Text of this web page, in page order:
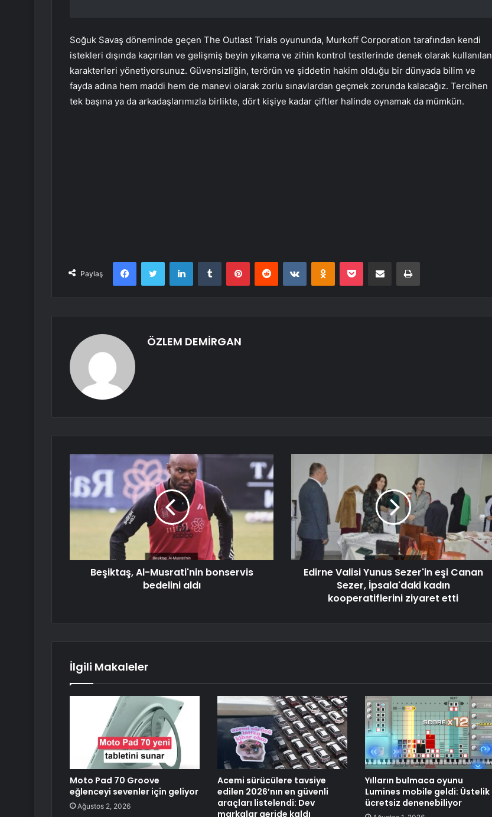
Soğuk Savaş döneminde geçen The Outlast Trials oyununda, Murkoff Corporation tarafından kendi
istekleri dışında kaçırılan ve gelişmiş beyin yıkama ve zihin kontrol testlerinde denek olarak kullanılan
karakterleri yönetiyorsunuz. Güvensizliğin, terörün ve şiddetin hakim olduğu bir dünyada bilim ve
fayda adına hem maddi hem de manevi olarak zorlu sınavlardan geçmek zorunda kalacağız. Tercihen
tek başına ya da arkadaşlarımızla birlikte, dört kişiye kadar çiftler halinde oynamak da mümkün.
Paylaş
FacebookTwitter LinkedInTumblr PinterestReddit VKontakteOdnoklassniki
Pocket E-Posta ile paylaş Yazdır
ÖZLEM DEMİRGAN
Beşiktaş, Al-Musrati'nin bonservis
bedelini aldı
Edirne Valisi Yunus Sezer'in eşi Canan
Sezer, İpsala'daki kadın
kooperatiflerini ziyaret etti
İlgili Makaleler
Moto Pad 70 Groove
eğlenceyi sevenler için geliyor
Ağustos 2, 2026
Acemi sürücülere tavsiye
edilen 2026’nın en güvenli
araçları listelendi: Dev
markalar geride kaldı
Yılların bulmaca oyunu
Lumines mobile geldi: Üstelik
ücretsiz denenebiliyor